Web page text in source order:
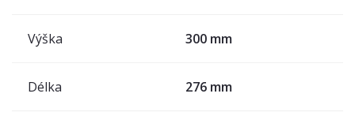
Výška 300 mm
Délka 276 mm